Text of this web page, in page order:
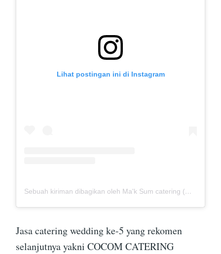
Lihat postingan ini di Instagram
Sebuah kiriman dibagikan oleh Ma'k Sum catering (@mak_sumcatering)
Jasa catering wedding ke-5 yang rekomen
selanjutnya yakni COCOM CATERING